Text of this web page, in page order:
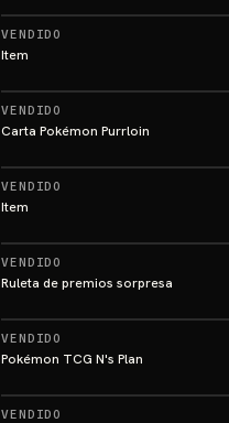
VENDIDO
Item
VENDIDO
Carta Pokémon Purrloin
VENDIDO
Item
VENDIDO
Ruleta de premios sorpresa
VENDIDO
Pokémon TCG N's Plan
VENDIDO